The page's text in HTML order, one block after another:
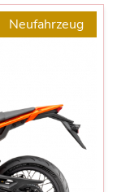
Neufahrzeug